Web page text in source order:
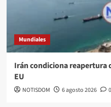
Mundiales
Irán condiciona reapertura
EU
NOTISDOM 6 agosto 2026 0